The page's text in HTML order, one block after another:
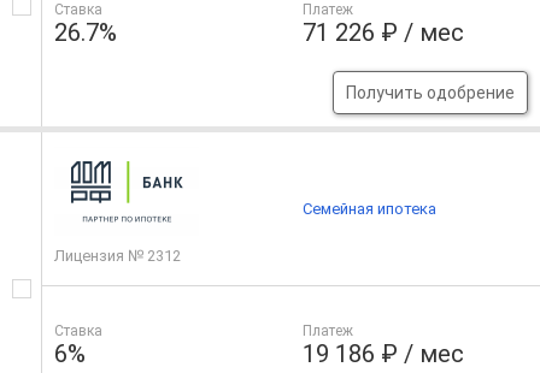
Ставка
26.7%
Платеж
71 226 ₽ / мес
Получить одобрение
Лицензия № 2312
Ставка
6%
Платеж
19 186 ₽ / мес
Семейная ипотека